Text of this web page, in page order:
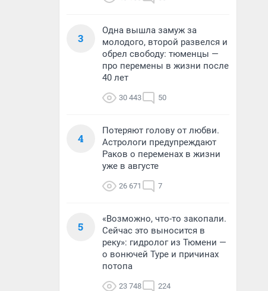
3
Одна вышла замуж за
молодого, второй развелся и
обрел свободу: тюменцы —
про перемены в жизни после
40 лет
30 443 50
4
Потеряют голову от любви.
Астрологи предупреждают
Раков о переменах в жизни
уже в августе
26 671 7
5
«Возможно, что-то закопали.
Сейчас это выносится в
реку»: гидролог из Тюмени —
о вонючей Туре и причинах
потопа
23 748 224